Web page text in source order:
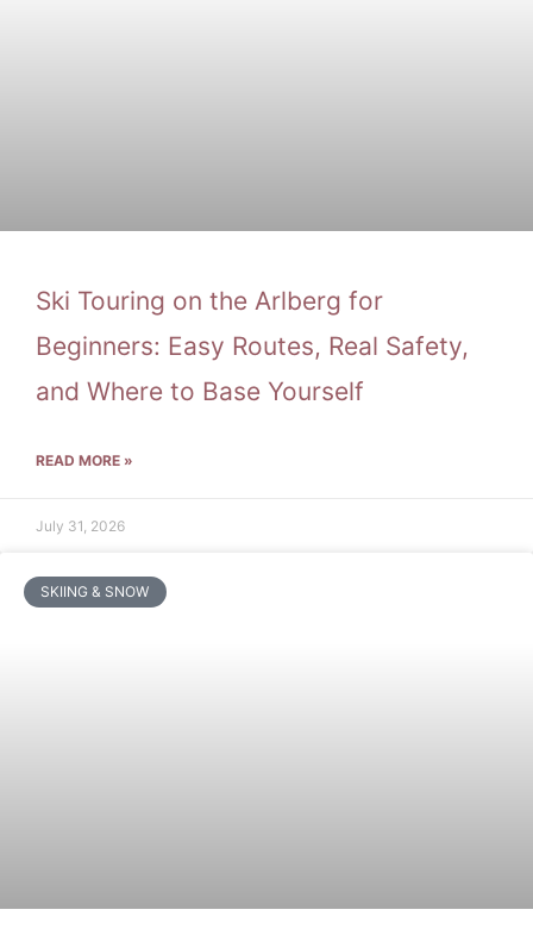
Ski Touring on the Arlberg for
Beginners: Easy Routes, Real Safety,
and Where to Base Yourself
READ MORE »
July 31, 2026
SKIING & SNOW